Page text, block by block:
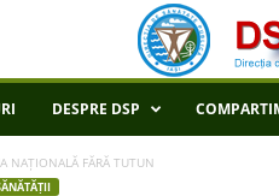
DESPRE DSP
NAȚIONALĂ FĂRĂ TUTUN